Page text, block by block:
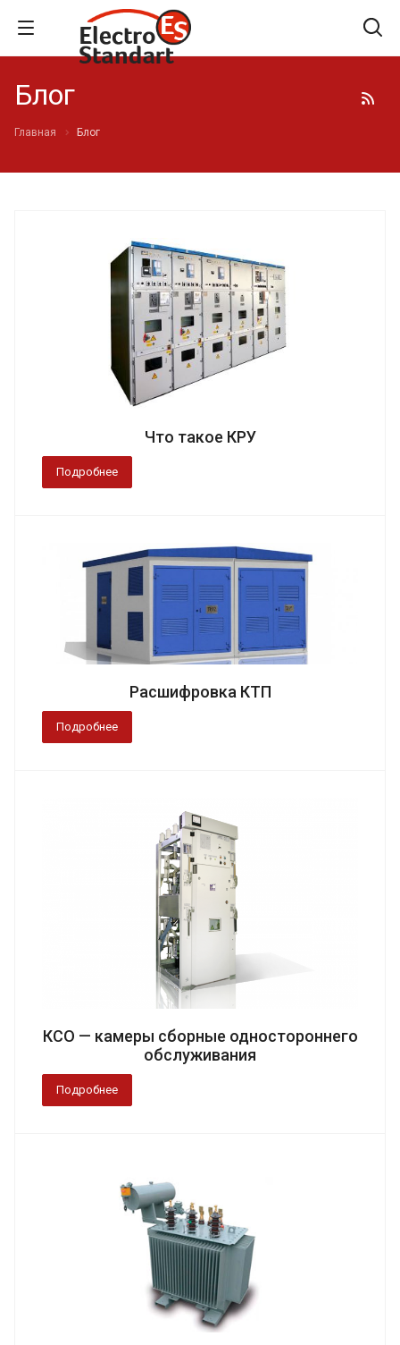
Блог
Главная Блог
Что такое КРУ
Подробнее
Расшифровка КТП
Подробнее
КСО — камеры сборные одностороннего
обслуживания
Подробнее